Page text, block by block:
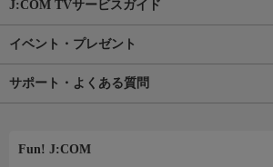
J:COM TVサービスガイド
イベント・プレゼント
サポート・よくある質問
Fun! J:COM